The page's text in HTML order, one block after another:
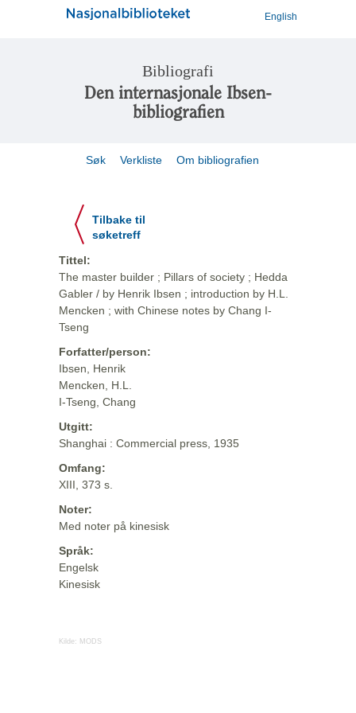
English
Bibliografi
Den internasjonale Ibsen-
bibliografien
Søk Verkliste Om bibliografien
Tilbake til
søketreff
Tittel:
The master builder ; Pillars of society ; Hedda
Gabler / by Henrik Ibsen ; introduction by H.L.
Mencken ; with Chinese notes by Chang I-
Tseng
Forfatter/person:
Ibsen, Henrik
Mencken, H.L.
I-Tseng, Chang
Utgitt:
Shanghai : Commercial press, 1935
Omfang:
XIII, 373 s.
Noter:
Med noter på kinesisk
Språk:
Engelsk
Kinesisk
Kilde: MODS